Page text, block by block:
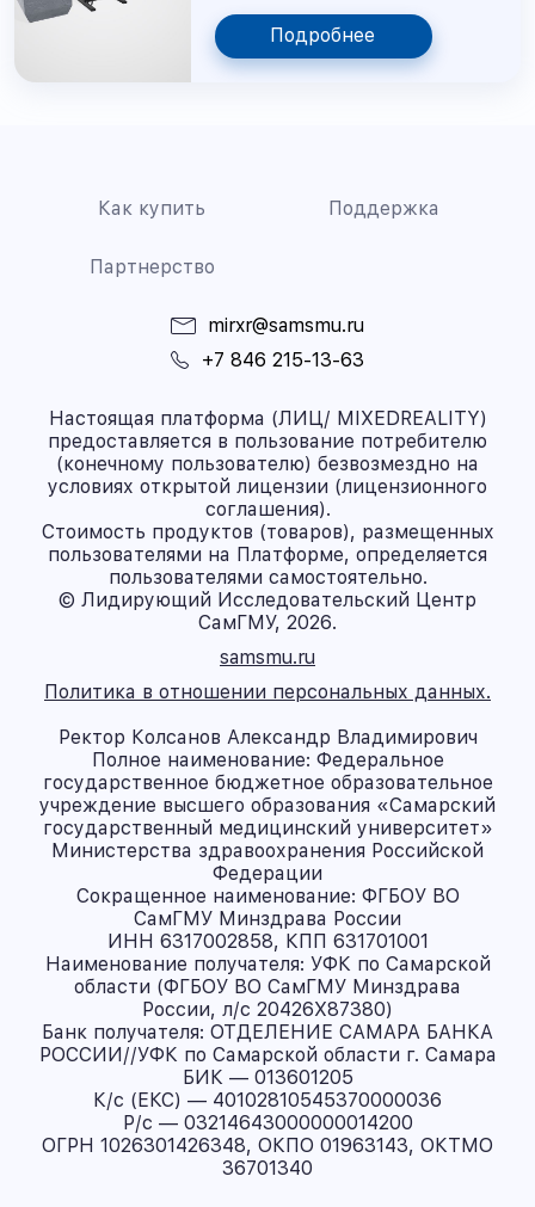
Подробнее
Как купить Поддержка
Партнерство
mirxr@samsmu.ru
+7 846 215-13-63
Настоящая платформа (ЛИЦ/ MIXEDREALITY)
предоставляется в пользование потребителю
(конечному пользователю) безвозмездно на
условиях открытой лицензии (лицензионного
соглашения).
Стоимость продуктов (товаров), размещенных
пользователями на Платформе, определяется
пользователями самостоятельно.
© Лидирующий Исследовательский Центр
СамГМУ, 2026.
samsmu.ru
Политика в отношении персональных данных.
Ректор Колсанов Александр Владимирович
Полное наименование: Федеральное
государственное бюджетное образовательное
учреждение высшего образования «Самарский
государственный медицинский университет»
Министерства здравоохранения Российской
Федерации
Сокращенное наименование: ФГБОУ ВО
СамГМУ Минздрава России
ИНН 6317002858, КПП 631701001
Наименование получателя: УФК по Самарской
области (ФГБОУ ВО СамГМУ Минздрава
России, л/с 20426X87380)
Банк получателя: ОТДЕЛЕНИЕ САМАРА БАНКА
РОССИИ//УФК по Самарской области г. Самара
БИК — 013601205
К/с (ЕКС) — 40102810545370000036
Р/с — 03214643000000014200
ОГРН 1026301426348, ОКПО 01963143, ОКТМО
36701340